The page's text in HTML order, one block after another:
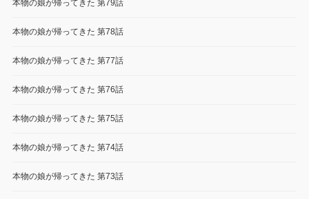
本物の娘が帰ってきた 第79話
本物の娘が帰ってきた 第78話
本物の娘が帰ってきた 第77話
本物の娘が帰ってきた 第76話
本物の娘が帰ってきた 第75話
本物の娘が帰ってきた 第74話
本物の娘が帰ってきた 第73話